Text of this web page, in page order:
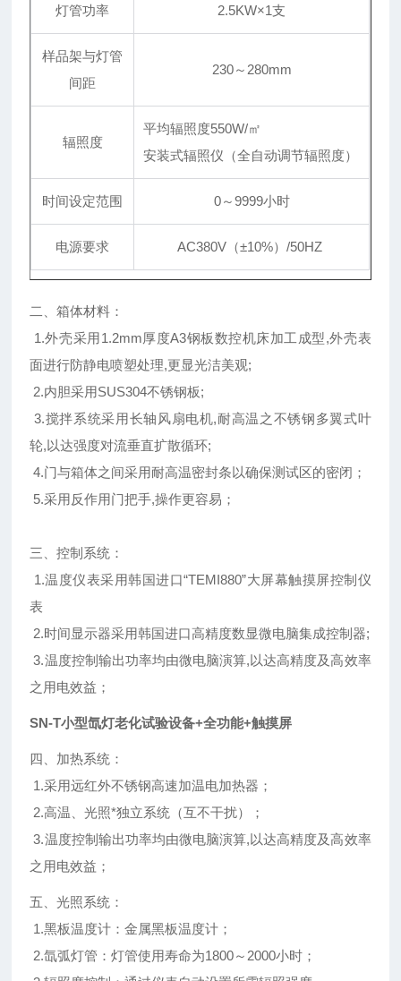
灯管功率 2.5KW×1支
样品架与灯管
间距
230～280mm
辐照度
平均辐照度550W/㎡
安装式辐照仪（全自动调节辐照度）
时间设定范围 0～9999小时
电源要求 AC380V（±10%）/50HZ
二、箱体材料：
1.外壳采用1.2mm厚度A3钢板数控机床加工成型,外壳表
面进行防静电喷塑处理,更显光洁美观;
2.内胆采用SUS304不锈钢板;
3.搅拌系统采用长轴风扇电机,耐高温之不锈钢多翼式叶
轮,以达强度对流垂直扩散循环;
4.门与箱体之间采用耐高温密封条以确保测试区的密闭；
5.采用反作用门把手,操作更容易；
三、控制系统：
1.温度仪表采用韩国进口“TEMI880”大屏幕触摸屏控制仪
表
2.时间显示器采用韩国进口高精度数显微电脑集成控制器;
3.温度控制输出功率均由微电脑演算,以达高精度及高效率
之用电效益；
SN-T小型氙灯老化试验设备+全功能+触摸屏
四、加热系统：
1.采用远红外不锈钢高速加温电加热器；
2.高温、光照*独立系统（互不干扰）；
3.温度控制输出功率均由微电脑演算,以达高精度及高效率
之用电效益；
五、光照系统：
1.黑板温度计：金属黑板温度计；
2.氙弧灯管：灯管使用寿命为1800～2000小时；